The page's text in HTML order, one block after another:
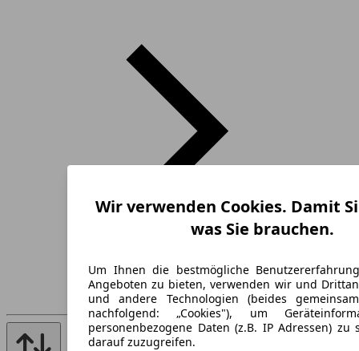
Wir verwenden Cookies. Damit
was Sie brauchen.
Um Ihnen die bestmögliche
Angeboten zu bieten, verwenden wir und
und andere Technologien (beides
nachfolgend: „Cookies"), um
personenbezogene Daten (z.B. IP Adressen) zu
darauf zuzugreifen.